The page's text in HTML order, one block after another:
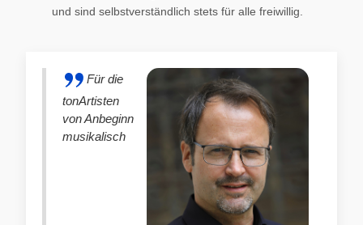
und sind selbstverständlich stets für alle freiwillig.
Für die
tonArtisten
von Anbeginn
musikalisch